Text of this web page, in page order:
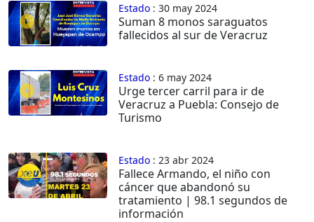
Estado : 30 may 2024
Suman 8 monos saraguatos
fallecidos al sur de Veracruz
Estado : 6 may 2024
Urge tercer carril para ir de
Veracruz a Puebla: Consejo de
Turismo
Estado : 23 abr 2024
Fallece Armando, el niño con
cáncer que abandonó su
tratamiento | 98.1 segundos de
información